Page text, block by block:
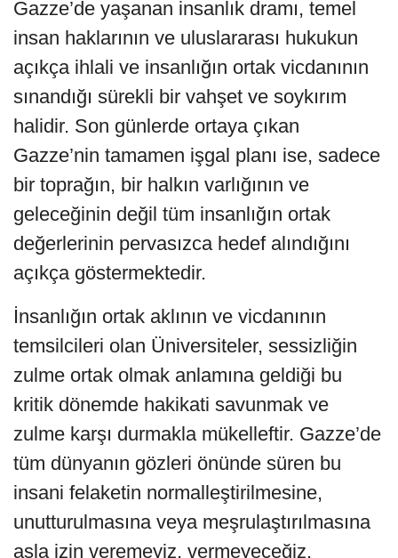
Gazze’de yaşanan insanlık dramı, temel
insan haklarının ve uluslararası hukukun
açıkça ihlali ve insanlığın ortak vicdanının
sınandığı sürekli bir vahşet ve soykırım
halidir. Son günlerde ortaya çıkan
Gazze’nin tamamen işgal planı ise, sadece
bir toprağın, bir halkın varlığının ve
geleceğinin değil tüm insanlığın ortak
değerlerinin pervasızca hedef alındığını
açıkça göstermektedir.
İnsanlığın ortak aklının ve vicdanının
temsilcileri olan Üniversiteler, sessizliğin
zulme ortak olmak anlamına geldiği bu
kritik dönemde hakikati savunmak ve
zulme karşı durmakla mükelleftir. Gazze’de
tüm dünyanın gözleri önünde süren bu
insani felaketin normalleştirilmesine,
unutturulmasına veya meşrulaştırılmasına
asla izin veremeyiz, vermeyeceğiz.